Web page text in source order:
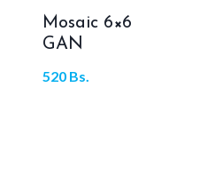
Mosaic 6×6
GAN
520 Bs.